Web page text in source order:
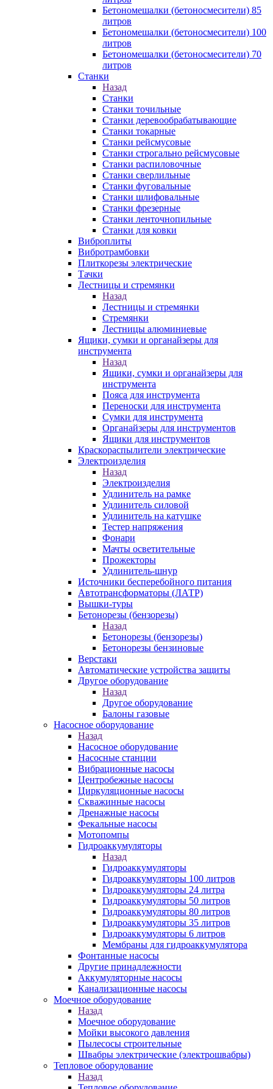
Бетономешалки (бетоносмесители) 85
литров
Бетономешалки (бетоносмесители) 100
литров
Бетономешалки (бетоносмесители) 70
литров
Станки
Назад
Станки
Станки точильные
Станки деревообрабатывающие
Станки токарные
Станки рейсмусовые
Станки строгально рейсмусовые
Станки распиловочные
Станки сверлильные
Станки фуговальные
Станки шлифовальные
Станки фрезерные
Станки ленточнопильные
Станки для ковки
Виброплиты
Вибротрамбовки
Плиткорезы электрические
Тачки
Лестницы и стремянки
Назад
Лестницы и стремянки
Стремянки
Лестницы алюминиевые
Ящики, сумки и органайзеры для
инструмента
Назад
Ящики, сумки и органайзеры для
инструмента
Пояса для инструмента
Переноски для инструмента
Сумки для инструмента
Органайзеры для инструментов
Ящики для инструментов
Краскораспылители электрические
Электроизделия
Назад
Электроизделия
Удлинитель на рамке
Удлинитель силовой
Удлинитель на катушке
Тестер напряжения
Фонари
Мачты осветительные
Прожекторы
Удлинитель-шнур
Источники бесперебойного питания
Автотрансформаторы (ЛАТР)
Вышки-туры
Бетонорезы (бензорезы)
Назад
Бетонорезы (бензорезы)
Бетонорезы бензиновые
Верстаки
Автоматические устройства защиты
Другое оборудование
Назад
Другое оборудование
Балоны газовые
Насосное оборудование
Назад
Насосное оборудование
Насосные станции
Вибрационные насосы
Центробежные насосы
Циркуляционные насосы
Скважинные насосы
Дренажные насосы
Фекальные насосы
Мотопомпы
Гидроаккумуляторы
Назад
Гидроаккумуляторы
Гидроаккумуляторы 100 литров
Гидроаккумуляторы 24 литра
Гидроаккумуляторы 50 литров
Гидроаккумуляторы 80 литров
Гидроаккумуляторы 35 литров
Гидроаккумуляторы 6 литров
Мембраны для гидроаккумулятора
Фонтанные насосы
Другие принадлежности
Аккумуляторные насосы
Канализационные насосы
Моечное оборудование
Назад
Моечное оборудование
Мойки высокого давления
Пылесосы строительные
Швабры электрические (электрошвабры)
Тепловое оборудование
Назад